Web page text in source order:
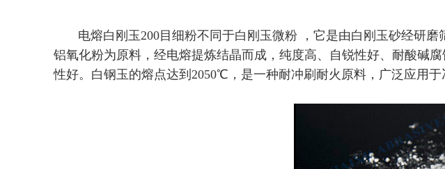
电熔白刚玉200目细粉不同于白刚玉微粉 ，它是由白刚玉砂经研
铝氧化粉为原料，经电熔提炼结晶而成，纯度高、自锐性好、耐酸碱
性好。白钢玉的熔点达到2050℃，是一种耐冲刷耐火原料，广泛应用于